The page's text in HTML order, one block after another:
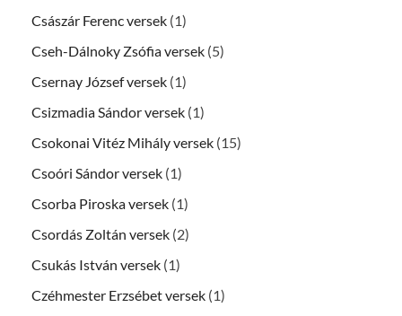
Császár Ferenc versek (1)
Cseh-Dálnoky Zsófia versek (5)
Csernay József versek (1)
Csizmadia Sándor versek (1)
Csokonai Vitéz Mihály versek (15)
Csoóri Sándor versek (1)
Csorba Piroska versek (1)
Csordás Zoltán versek (2)
Csukás István versek (1)
Czéhmester Erzsébet versek (1)